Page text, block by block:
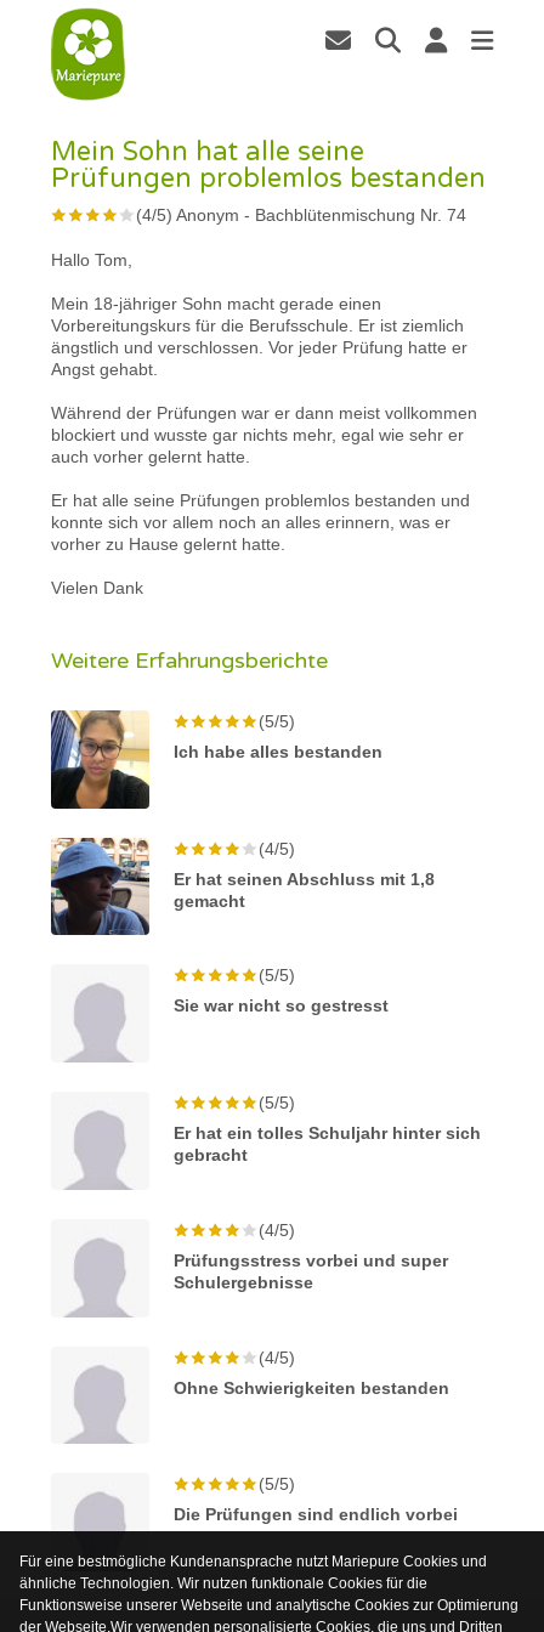
Mein Sohn hat alle seine
Prüfungen problemlos bestanden
(4/5)Anonym - Bachblütenmischung Nr. 74
Hallo Tom,
Mein 18-jähriger Sohn macht gerade einen
Vorbereitungskurs für die Berufsschule. Er ist ziemlich
ängstlich und verschlossen. Vor jeder Prüfung hatte er
Angst gehabt.
Während der Prüfungen war er dann meist vollkommen
blockiert und wusste gar nichts mehr, egal wie sehr er
auch vorher gelernt hatte.
Er hat alle seine Prüfungen problemlos bestanden und
konnte sich vor allem noch an alles erinnern, was er
vorher zu Hause gelernt hatte.
Vielen Dank
Weitere Erfahrungsberichte
(5/5)
Ich habe alles bestanden
(4/5)
Er hat seinen Abschluss mit 1,8
gemacht
(5/5)
Sie war nicht so gestresst
(5/5)
Er hat ein tolles Schuljahr hinter sich
gebracht
(4/5)
Prüfungsstress vorbei und super
Schulergebnisse
(4/5)
Ohne Schwierigkeiten bestanden
(5/5)
Die Prüfungen sind endlich vorbei
Für eine bestmögliche Kundenansprache nutzt Mariepure Cookies und
ähnliche Technologien. Wir nutzen funktionale Cookies für die
Funktionsweise unserer Webseite und analytische Cookies zur Optimierung
der Webseite.Wir verwenden personalisierte Cookies, die uns und Dritten